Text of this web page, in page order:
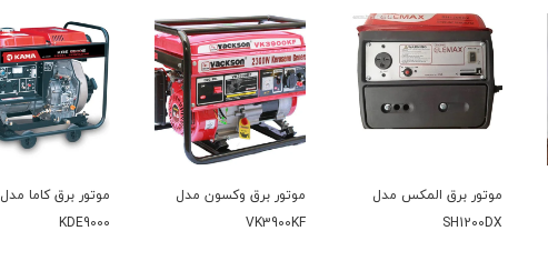
موتور برق وکسون مدل
VK3900KF
موتور برق کاما مدل
KDE9000
موتور برق کاما مدل
KDE3500